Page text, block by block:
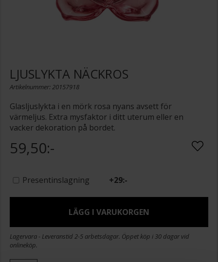
LJUSLYKTA NÄCKROS
Artikelnummer: 20157918
Glasljuslykta i en mörk rosa nyans avsett för
värmeljus. Extra mysfaktor i ditt uterum eller en
vacker dekoration på bordet.
59,50:-
Presentinslagning +29:-
LÄGG I VARUKORGEN
Lagervara - Leveranstid 2-5 arbetsdagar. Öppet köp i 30 dagar vid
onlineköp.